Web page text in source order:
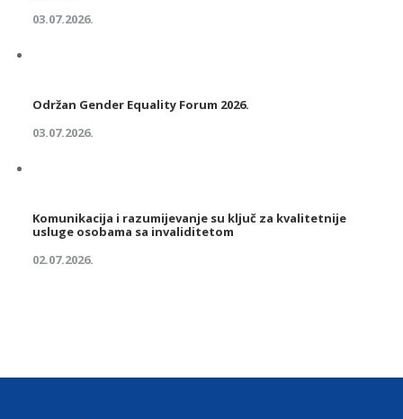
03.07.2026.
Održan Gender Equality Forum 2026.
03.07.2026.
Komunikacija i razumijevanje su ključ za kvalitetnije
usluge osobama sa invaliditetom
02.07.2026.